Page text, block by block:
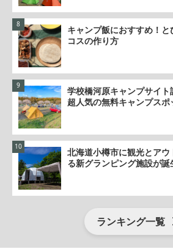
キャンプ飯におすすめ！
コスの作り方
学校橋河原キャンプサイ
超人気の無料キャンプスポ
北海道小樽市に観光とア
る新グランピング施設が誕
ランキング一覧